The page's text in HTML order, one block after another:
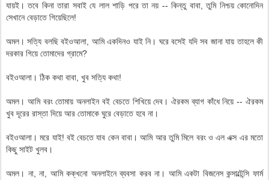
যায়ই। তবে কিনা তারা সবাই যে লাল শাড়ি পরে তা নয় -- কিন্তু বাবা, তুমি নিশ্চয় কোনোদিন
সেখানে বেড়াতে গিয়েছিলে!
অমল। সত্যি বলছি বইওআলা, আমি একদিনও যাই নি। ঘরে বসেই যদি সব জানা যায় তাহলে কী
দরকার গিয়ে তোমাদের গ্রামে?
বইওআলা। ঠিক কথা বাবা, খুব সত্যি কথা!
অমল। আমি বরং তোমায় অনলাইন বই বেচতে শিখিয়ে দেব। ঐরকম ব্যাগ কাঁধে নিয়ে -- ঐরকম
খুব দূরের রাস্তা দিয়ে আর তোমাকে ঘুরে বেড়াতে হবে না।
বইওআলা। মরে যাই! বই বেচতে যাব কেন বাবা। আমি আর তুমি মিলে বরং ও এল এক্স এর মতো
কিছু সাইট খুলব।
অমল। না, না, আমি কক্‌খনো অনলাইনে ব্যবসা করব না। আমি একটা বিজনেস কন্সাল্টেন্সি ফার্ম